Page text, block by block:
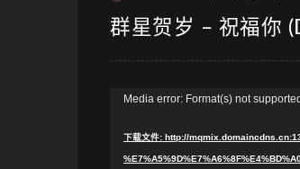
群星贺岁 – 祝福你
Media error: Format(s) not
下载文件: http://